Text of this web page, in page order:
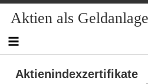
to
Aktien als Geldanlage
Aktienindexzertifikate